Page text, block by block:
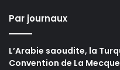
Par journaux
L’Arabie saoudite, la
Convention de La